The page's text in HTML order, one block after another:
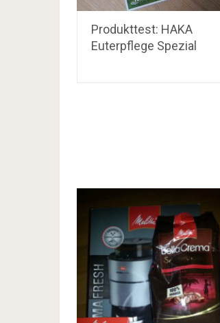
Produkttest: HAKA
Euterpflege Spezial